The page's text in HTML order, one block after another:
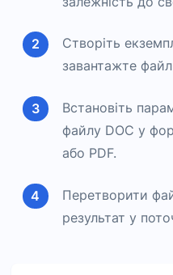
Створіть
завантажте
Встановіть
файлу DOC у
або PDF.
Перетворити
результат у